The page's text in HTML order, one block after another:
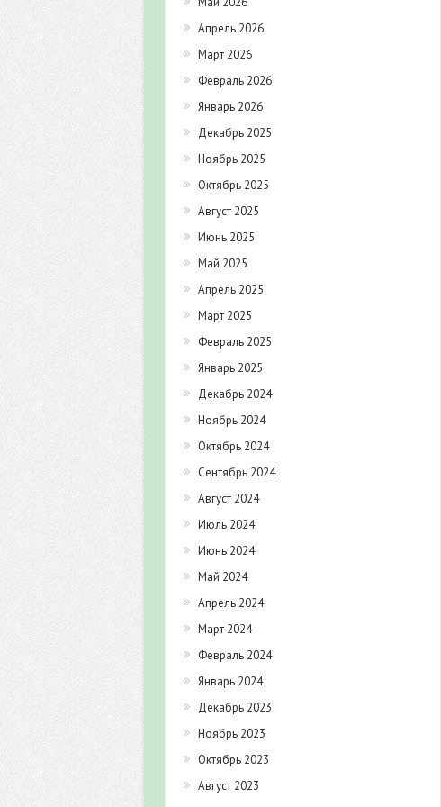
Апрель 2026
Март 2026
Февраль 2026
Январь 2026
Декабрь 2025
Ноябрь 2025
Октябрь 2025
Август 2025
Июнь 2025
Май 2025
Апрель 2025
Март 2025
Февраль 2025
Январь 2025
Декабрь 2024
Ноябрь 2024
Октябрь 2024
Сентябрь 2024
Август 2024
Июль 2024
Июнь 2024
Май 2024
Апрель 2024
Март 2024
Февраль 2024
Январь 2024
Декабрь 2023
Ноябрь 2023
Октябрь 2023
Август 2023